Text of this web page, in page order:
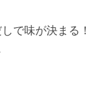
しで味が決まる